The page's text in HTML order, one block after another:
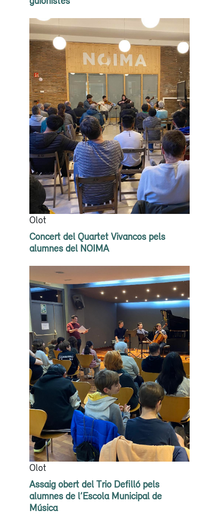
Olot
Concert del Quartet Vivancos pels
alumnes del NOIMA
Olot
Assaig obert del Trio Defilló pels
alumnes de l’Escola Municipal de
Música